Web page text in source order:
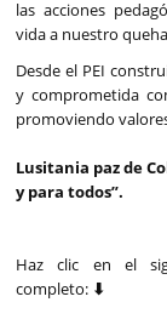
las acciones
vida a nuestro
Desde el PEI
y comprometida
promoviendo
Lusitania paz de
y para todos”.
Haz clic en el
completo: ⬇